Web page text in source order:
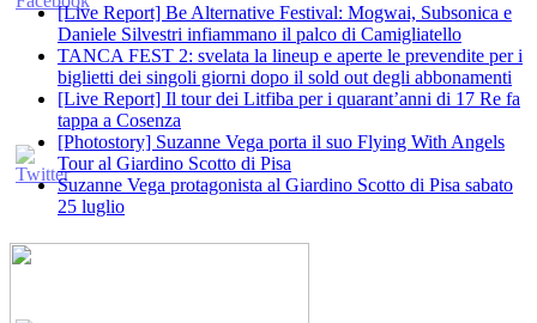
[Live Report] Be Alternative Festival: Mogwai, Subsonica e
Daniele Silvestri infiammano il palco di Camigliatello
TANCA FEST 2: svelata la lineup e aperte le prevendite per i
biglietti dei singoli giorni dopo il sold out degli abbonamenti
[Live Report] Il tour dei Litfiba per i quarant’anni di 17 Re fa
tappa a Cosenza
[Photostory] Suzanne Vega porta il suo Flying With Angels
Tour al Giardino Scotto di Pisa
Suzanne Vega protagonista al Giardino Scotto di Pisa sabato
25 luglio